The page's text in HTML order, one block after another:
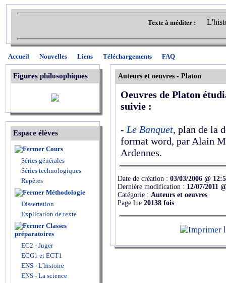
Texte à méditer :
Accueil Nouvelles Liens Téléchargements FAQ
Figures philosophiques
Espace élèves
Cours
Séries générales
Séries technologiques
Repères
Méthodologie
Dissertation
Explication de texte
Classes
préparatoires
EC2 - Juger
ECG1 et ECT1
ENS - L'histoire
ENS - La science
Auteurs et oeuvres - Platon
Oeuvres de Platon
suivie :
- Le Banquet, plan de la
format word, par Alain
Ardennes.
Date de création : 03/03/2006 @
Dernière modification : 12/07/2011
Catégorie : Auteurs et oeuvres
Page lue 20138 fois